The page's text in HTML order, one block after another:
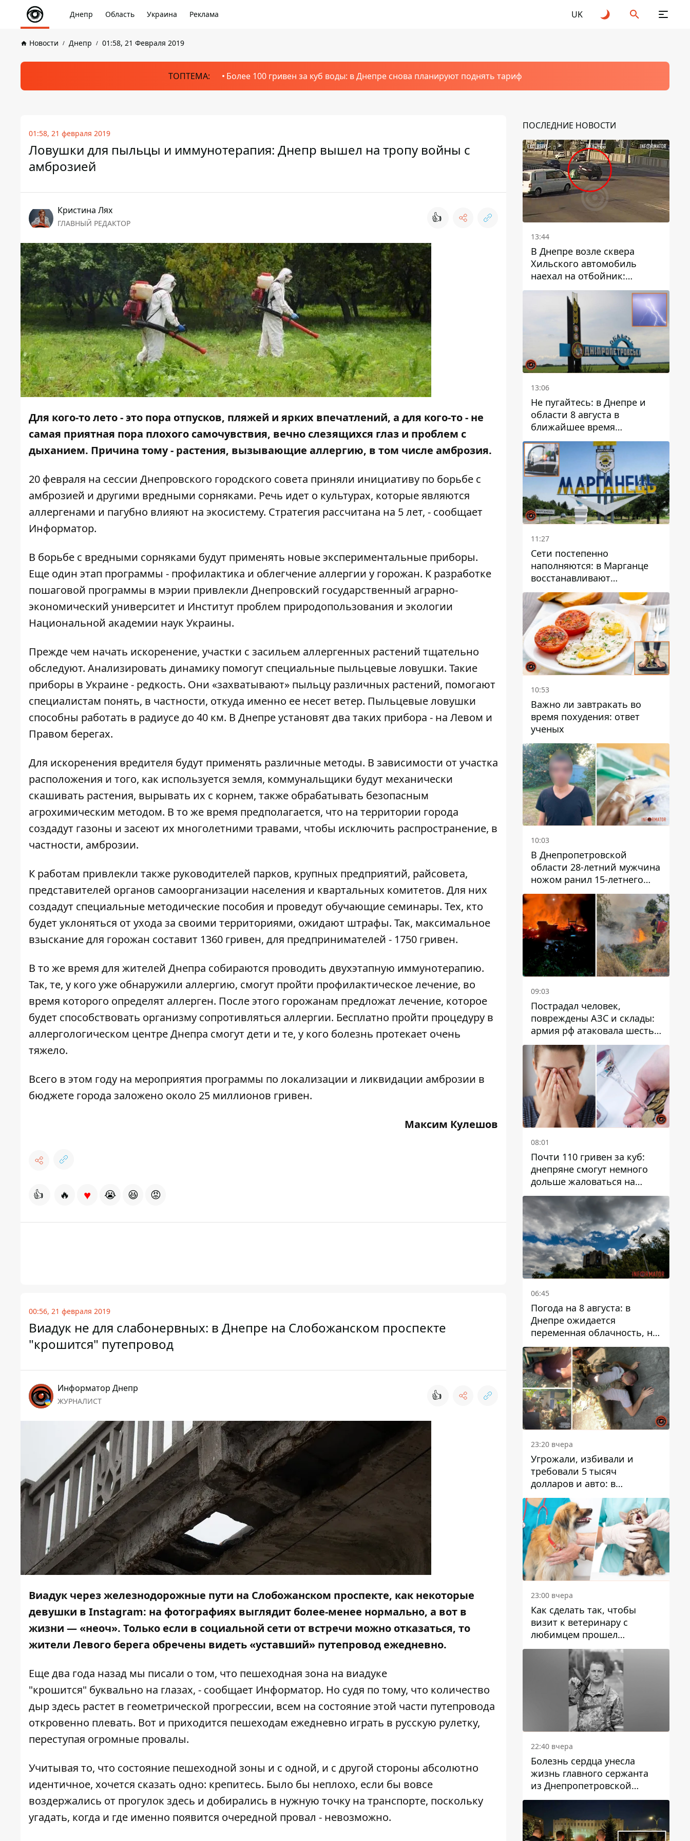
Днепр Область Украина Реклама UK
Новости Днепр 01:58, 21 Февраля 2019
ТОПТЕМА: Более 100 гривен за куб воды: в Днепре снова планируют поднять тариф
01:58, 21 февраля 2019
Ловушки для пыльцы и иммунотерапия: Днепр вышел на тропу войны с
амброзией
Кристина Лях
ГЛАВНЫЙ РЕДАКТОР 👍
Для кого-то лето - это пора отпусков, пляжей и ярких впечатлений, а для кого-то - не
самая приятная пора плохого самочувствия, вечно слезящихся глаз и проблем с
дыханием. Причина тому - растения, вызывающие аллергию, в том числе амброзия.
20 февраля на сессии Днепровского городского совета приняли инициативу по борьбе с
амброзией и другими вредными сорняками. Речь идет о культурах, которые являются
аллергенами и пагубно влияют на экосистему. Стратегия рассчитана на 5 лет, - сообщает
Информатор.
В борьбе с вредными сорняками будут применять новые экспериментальные приборы.
Еще один этап программы - профилактика и облегчение аллергии у горожан. К разработке
пошаговой программы в мэрии привлекли Днепровский государственный аграрно-
экономический университет и Институт проблем природопользования и экологии
Национальной академии наук Украины.
Прежде чем начать искоренение, участки с засильем аллергенных растений тщательно
обследуют. Анализировать динамику помогут специальные пыльцевые ловушки. Такие
приборы в Украине - редкость. Они «захватывают» пыльцу различных растений, помогают
специалистам понять, в частности, откуда именно ее несет ветер. Пыльцевые ловушки
способны работать в радиусе до 40 км. В Днепре установят два таких прибора - на Левом и
Правом берегах.
Для искоренения вредителя будут применять различные методы. В зависимости от участка
расположения и того, как используется земля, коммунальщики будут механически
скашивать растения, вырывать их с корнем, также обрабатывать безопасным
агрохимическим методом. В то же время предполагается, что на территории города
создадут газоны и засеют их многолетними травами, чтобы исключить распространение, в
частности, амброзии.
К работам привлекли также руководителей парков, крупных предприятий, райсовета,
представителей органов самоорганизации населения и квартальных комитетов. Для них
создадут специальные методические пособия и проведут обучающие семинары. Тех, кто
будет уклоняться от ухода за своими территориями, ожидают штрафы. Так, максимальное
взыскание для горожан составит 1360 гривен, для предпринимателей - 1750 гривен.
В то же время для жителей Днепра собираются проводить двухэтапную иммунотерапию.
Так, те, у кого уже обнаружили аллергию, смогут пройти профилактическое лечение, во
время которого определят аллерген. После этого горожанам предложат лечение, которое
будет способствовать организму сопротивляться аллергии. Бесплатно пройти процедуру в
аллергологическом центре Днепра смогут дети и те, у кого болезнь протекает очень
тяжело.
Всего в этом году на мероприятия программы по локализации и ликвидации амброзии в
бюджете города заложено около 25 миллионов гривен.
Максим Кулешов
👍 🔥 ♥ 😭 😆 😡
00:56, 21 февраля 2019
Виадук не для слабонервных: в Днепре на Слобожанском проспекте
"крошится" путепровод
Информатор Днепр
ЖУРНАЛИСТ 👍
Виадук через железнодорожные пути на Слобожанском проспекте, как некоторые
девушки в Instagram: на фотографиях выглядит более-менее нормально, а вот в
жизни — «неоч». Только если в социальной сети от встречи можно отказаться, то
жители Левого берега обречены видеть «уставший» путепровод ежедневно.
Ещедва года назад мы писали о том, что пешеходная зона на виадуке
"крошится" буквально на глазах, - сообщает Информатор. Но судя по тому, что количество
дыр здесь растет в геометрической прогрессии, всем на состояние этой части путепровода
откровенно плевать. Вот и приходится пешеходам ежедневно играть в русскую рулетку,
переступая огромные провалы.
Учитывая то, что состояние пешеходной зоны и с одной, и с другой стороны абсолютно
идентичное, хочется сказать одно: крепитесь. Было бы неплохо, если бы вовсе
воздержались от прогулок здесь и добирались в нужную точку на транспорте, поскольку
угадать, когда и где именно появится очередной провал - невозможно.
ПОСЛЕДНИЕ НОВОСТИ
13:44
В Днепре возле сквера
Хильского автомобиль
наехал на отбойник:
момент происшествия
13:06
Не пугайтесь: в Днепре и
области 8 августа в
ближайшее время
ожидается гроза
11:27
Сети постепенно
наполняются: в Марганце
восстанавливают
водоснабжение
10:53
Важно ли завтракать во
время похудения: ответ
ученых
10:03
В Днепропетровской
области 28-летний мужчина
ножом ранил 15-летнего
парня
09:03
Пострадал человек,
повреждены АЗС и склады:
армия рф атаковала шесть
районов Днепропетровской
области
08:01
Почти 110 гривен за куб:
днепряне смогут немного
дольше жаловаться на
запланированные тарифы
на воду на 2027 год
06:45
Погода на 8 августа: в
Днепре ожидается
переменная облачность, но
может пойти дождь
23:20 вчера
Угрожали, избивали и
требовали 5 тысяч
долларов и авто: в
Павлограде задержали двух
мужчин
23:00 вчера
Как сделать так, чтобы
визит к ветеринару с
любимцем прошел
спокойно: простые советы
22:40 вчера
Болезнь сердца унесла
жизнь главного сержанта
из Днепропетровской
области Юрия Свистуна